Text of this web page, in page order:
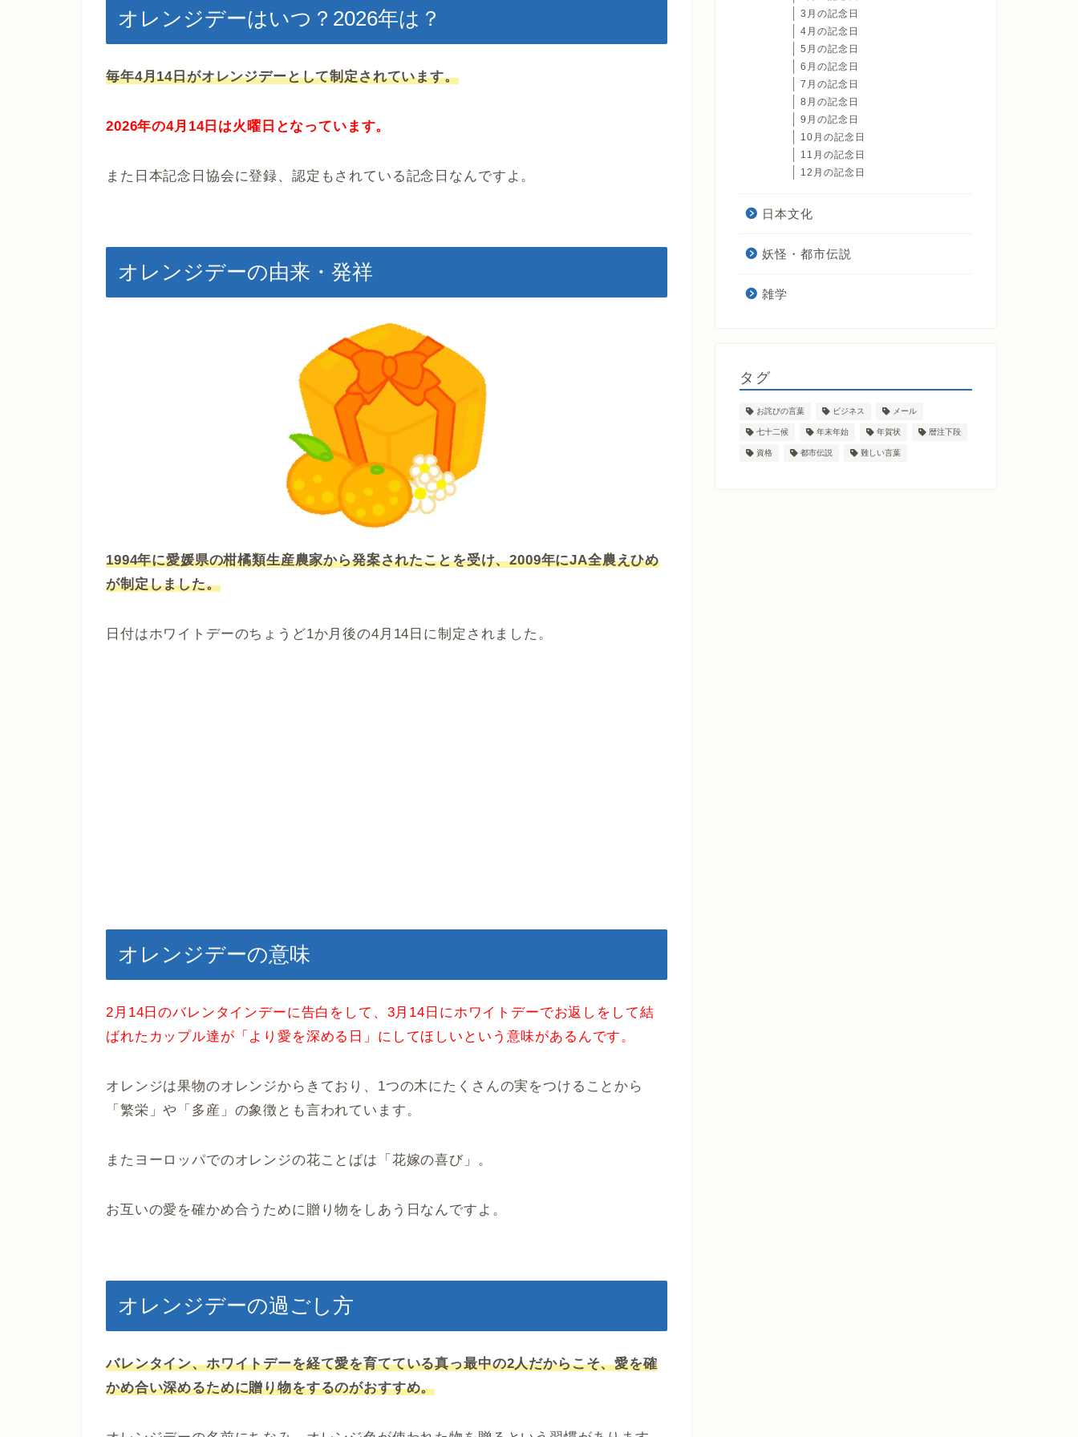
オレンジデーはいつ？2026年は？
毎年4月14日がオレンジデーとして制定されています。
2026年の4月14日は火曜日となっています。
また日本記念日協会に登録、認定もされている記念日なんですよ。
オレンジデーの由来・発祥
1994年に愛媛県の柑橘類生産農家から発案されたことを受け、2009年にJA全農えひめ
が制定しました。
日付はホワイトデーのちょうど1か月後の4月14日に制定されました。
オレンジデーの意味
2月14日のバレンタインデーに告白をして、3月14日にホワイトデーでお返しをして結
ばれたカップル達が「より愛を深める日」にしてほしいという意味があるんです。
オレンジは果物のオレンジからきており、1つの木にたくさんの実をつけることから
「繁栄」や「多産」の象徴とも言われています。
またヨーロッパでのオレンジの花ことばは「花嫁の喜び」。
お互いの愛を確かめ合うために贈り物をしあう日なんですよ。
オレンジデーの過ごし方
バレンタイン、ホワイトデーを経て愛を育てている真っ最中の2人だからこそ、愛を確
かめ合い深めるために贈り物をするのがおすすめ。
3月の記念日
4月の記念日
5月の記念日
6月の記念日
7月の記念日
8月の記念日
9月の記念日
10月の記念日
11月の記念日
12月の記念日
日本文化
妖怪・都市伝説
雑学
タグ
お詫びの言葉 ビジネス メール
七十二候 年末年始 年賀状 暦注下段
資格 都市伝説 難しい言葉